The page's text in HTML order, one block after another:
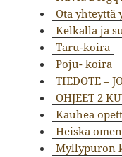
Ota
Kelkalla ja
Taru-koira
Poju- koira
TIEDOTE –
OHJEET 2
Kauhea
Heiska
Myllypuron